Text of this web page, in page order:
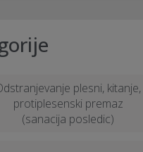
plesni, kitanje,
protiplesenski premaz
(sanacija posledic)